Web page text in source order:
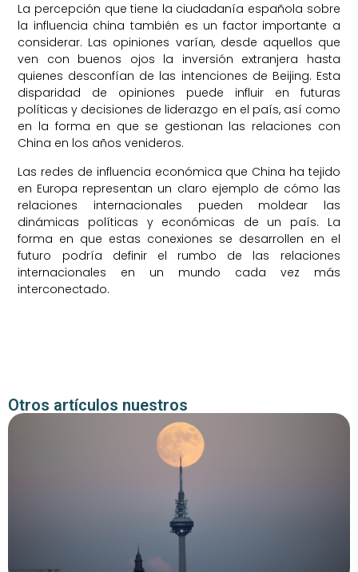
La percepción que tiene la ciudadanía española sobre
la influencia china también es un factor importante a
considerar. Las opiniones varían, desde aquellos que
ven con buenos ojos la inversión extranjera hasta
quienes desconfían de las intenciones de Beijing. Esta
disparidad de opiniones puede influir en futuras
políticas y decisiones de liderazgo en el país, así como
en la forma en que se gestionan las relaciones con
China en los años venideros.
Las redes de influencia económica que China ha tejido
en Europa representan un claro ejemplo de cómo las
relaciones internacionales pueden moldear las
dinámicas políticas y económicas de un país. La
forma en que estas conexiones se desarrollen en el
futuro podría definir el rumbo de las relaciones
internacionales en un mundo cada vez más
interconectado.
Otros artículos nuestros